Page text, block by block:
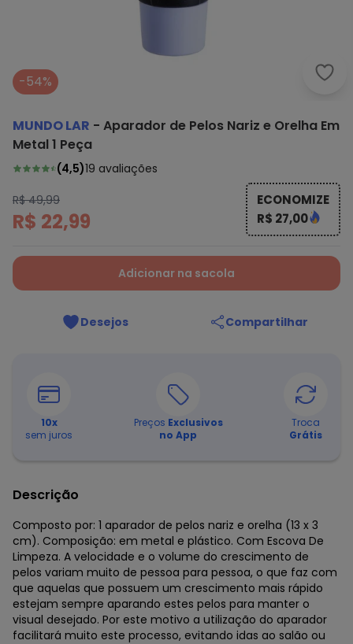
-54%
MUNDO LAR - Aparador de Pelos Nariz e Orelha Em
Metal 1 Peça
(4,5)19 avaliações
R$ 49,99
R$ 22,99
ECONOMIZE
R$ 27,00
Adicionar na sacola
Desejos Compartilhar
10x
sem juros
Preços Exclusivos
no App
Troca
Grátis
Descrição
Composto por: 1 aparador de pelos nariz e orelha (13 x 3
cm). Composição: em metal e plástico. Com Escova De
Limpeza. A velocidade e o volume do crescimento de
pelos variam muito de pessoa para pessoa, o que faz com
que aquelas que possuem um crescimento mais rápido
estejam sempre aparando estes pelos para manter o
visual desejado. Por este motivo a utilização do aparador
facilitará muito este processo, evitando idas ao salão ou